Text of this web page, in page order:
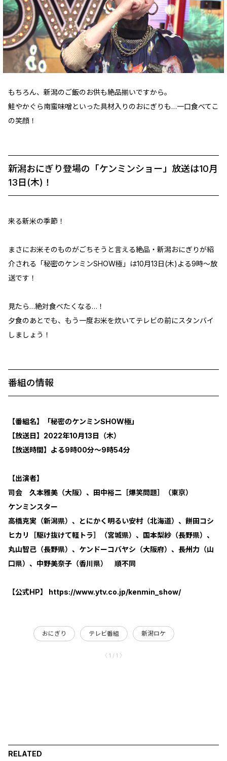
もちろん、新潟のご飯のお供も絶品揃いですから。
鮭やかぐら南蛮味噌といった具材入りのおにぎりも…一口食べてこ
の笑顔！
新潟おにぎり登場の「ケンミンショー」放送は10月
13日(木)！
来る新米の季節！
まさにお米そのものがごちそうと言える絶品・新潟おにぎりが紹
介される「秘密のケンミンSHOW極」は10月13日(木)よる9時～放
送です！
見たら…絶対食べたくなる…！
夕食のあとでも、もう一度お米を炊いてテレビの前にスタンバイ
しましょう！
番組の情報
【番組名】「秘密のケンミンSHOW極」
【放送日】2022年10月13日（木）
【放送時間】よる9時00分～9時54分
【出演者】
司会 久本雅美（大阪）、田中裕二［爆笑問題］（東京）
ケンミンスター
高橋克実（新潟県）、とにかく明るい安村（北海道）、餅田コシ
ヒカリ［駆け抜けて軽トラ］（宮城県）、国本梨紗（長野県）、
丸山智己（長野県）、ケンドーコバヤシ（大阪府）、長州力（山
口県）、中野美奈子（香川県） 順不同
【公式HP】 https://www.ytv.co.jp/kenmin_show/
おにぎり テレビ番組 新潟ロケ
〈 1 / 1 〉
RELATED